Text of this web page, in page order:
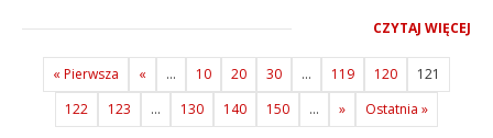
CZYTAJ WIĘCEJ
« Pierwsza « ... 10 20 30 ... 119 120
121
122
123 ... 130 140 150 ... » Ostatnia »